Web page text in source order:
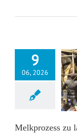
9
06, 2026
Melkprozess zu